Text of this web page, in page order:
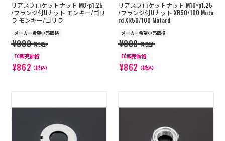
リアスプロケットナット M8×p1.25
/フランジ付Uナット モンキー/ゴリ
ラ モンキー/ゴリラ
メーカー希望小売価格
¥880（税込）
EC販売価格
¥862（税込）
リアスプロケットナット M10×p1.25
/フランジ付Uナット XR50/100 Mota
rd XR50/100 Motard
メーカー希望小売価格
¥880（税込）
EC販売価格
¥862（税込）